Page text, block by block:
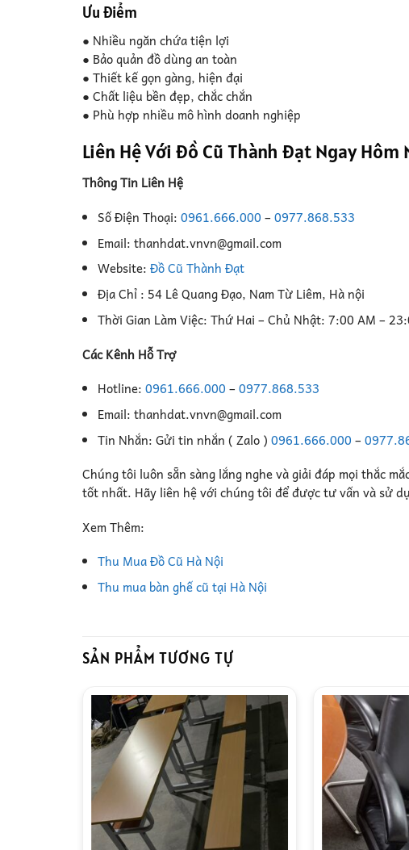
Ưu điểm
● Nhiều ngăn chứa tiện lợi
● Bảo quản đồ dùng an toàn
● Thiết kế gọn gàng, hiện đại
● Chất liệu bền đẹp, chắc chắn
● Phù hợp nhiều mô hình doanh nghiệp
Liên Hệ Với Đồ Cũ Thành Đạt Ngay Hôm
Thông Tin Liên Hệ
Số Điện Thoại:0961.666.000 –0977.868.533
Email: thanhdat.vnvn@gmail.com
Website:Đồ Cũ Thành Đạt
Địa Chỉ : 54 Lê Quang Đạo, Nam Từ Liêm, Hà nội
Thời Gian Làm Việc: Thứ Hai – Chủ Nhật: 7:00 AM –
Các Kênh Hỗ Trợ
Hotline:0961.666.000 –0977.868.533
Email: thanhdat.vnvn@gmail.com
Tin Nhắn: Gửi tin nhắn ( Zalo )0961.666.000 –
Chúng tôi luôn sẵn sàng lắng nghe và giải đáp mọi thắc
tốt nhất. Hãy liên hệ với chúng tôi để được tư vấn và sử
Xem Thêm:
Thu Mua Đồ Cũ Hà Nội
Thu mua bàn ghế cũ tại Hà Nội
SẢN PHẨM TƯƠNG TỰ